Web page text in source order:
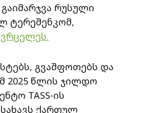
რუსული
ტერეშენკომ,
გვაშფოთებს და
2025 წლის ჯილდო
TASS-ის
ქართულ